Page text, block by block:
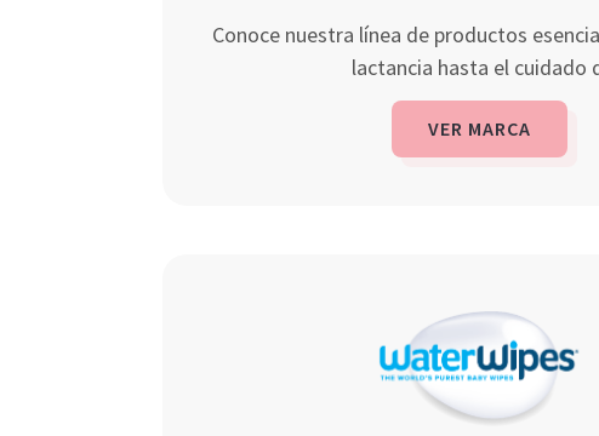
Conoce nuestra línea de productos
lactancia hasta el cuidado
VER MARCA